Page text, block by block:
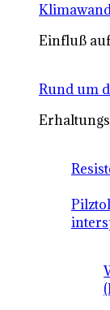
Einfluß
Rund um